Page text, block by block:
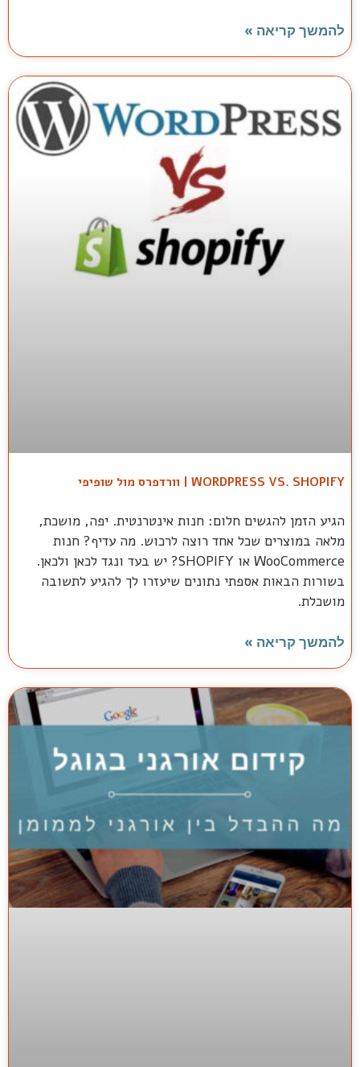
להמשך קריאה »
WORDPRESS VS. SHOPIFY | וורדפרס מול שופיפי
הגיע הזמן להגשים חלום: חנות אינטרנטית. יפה, מושכת,
מלאה במוצרים שכל אחד רוצה לרכוש. מה עדיף? חנות
WooCommerce או SHOPIFY? יש בעד ונגד לכאן ולכאן.
בשורות הבאות אספתי נתונים שיעזרו לך להגיע לתשובה
מושכלת.
להמשך קריאה »